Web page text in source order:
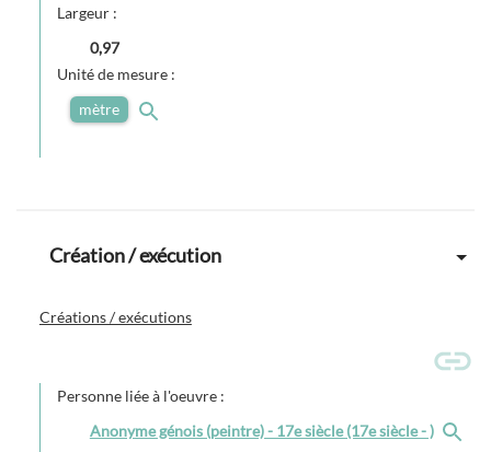
Largeur :
0,97
Unité de mesure :
mètre
Création / exécution
Créations / exécutions
Personne liée à l'oeuvre :
Anonyme génois (peintre) - 17e siècle (17e siècle - )